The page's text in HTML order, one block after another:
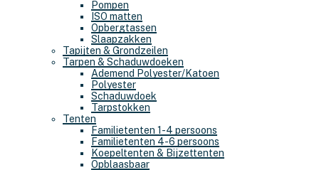
Pompen
ISO matten
Opbergtassen
Slaapzakken
Tapijten & Grondzeilen
Tarpen & Schaduwdoeken
Ademend Polyester/Katoen
Polyester
Schaduwdoek
Tarpstokken
Tenten
Familietenten 1-4 persoons
Familietenten 4-6 persoons
Koepeltenten & Bijzettenten
Opblaasbaar